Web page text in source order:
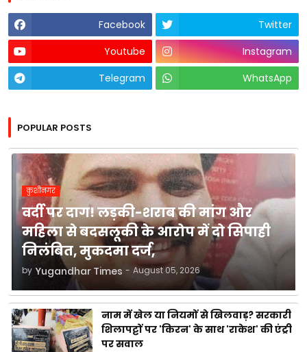
Facebook
Twitter
Youtube
Instagram
Telegram
WhatsApp
POPULAR POSTS
कुशीनगर
वर्दी पर दाग! लड़की-शराब की मांग और
महिला से बदसलूकी के आरोप में दो सिपाही
निलंबित, मुकदमा दर्ज,
by Yugandhar Times - August 05, 2026
नाम में खेल या नियमों से खिलवाड़? सरकारी
शिलापट्टों पर 'किरन' के साथ 'राकेश' की एंट्री
पर सवाल